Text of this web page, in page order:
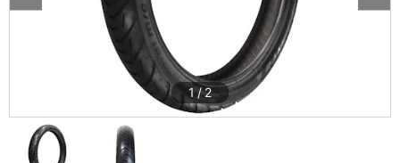
1/2